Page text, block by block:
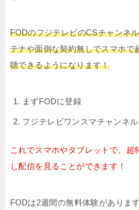
FODのフジテレビのCSチャンネ
テナや面倒な契約無しでスマホで
聴できるようになります！
まずFODに登録
フジテレビワンスマチャンネ
これでスマホやタブレットで、超
し配信を見ることができます！
FODは2週間の無料体験がありま